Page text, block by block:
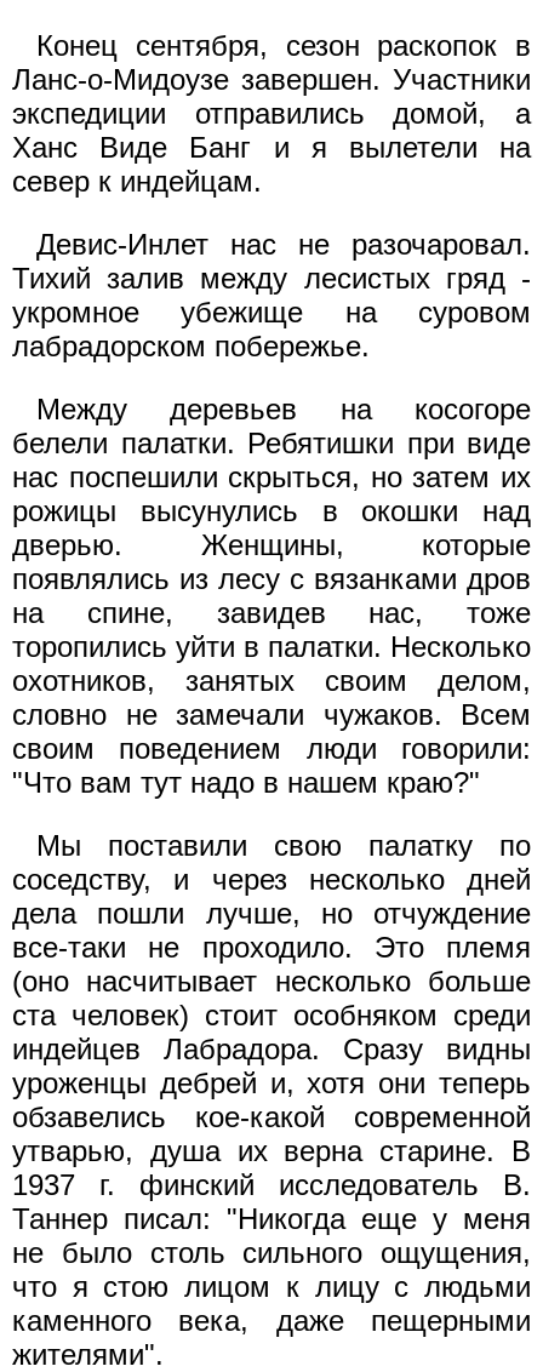
Конец сентября, сезон раскопок в
Ланс-о-Мидоузе завершен. Участники
экспедиции отправились домой, а
Ханс Виде Банг и я вылетели на
север к индейцам.
Девис-Инлет нас не разочаровал.
Тихий залив между лесистых гряд -
укромное убежище на суровом
лабрадорском побережье.
Между деревьев на косогоре
белели палатки. Ребятишки при виде
нас поспешили скрыться, но затем их
рожицы высунулись в окошки над
дверью. Женщины, которые
появлялись из лесу с вязанками дров
на спине, завидев нас, тоже
торопились уйти в палатки. Несколько
охотников, занятых своим делом,
словно не замечали чужаков. Всем
своим поведением люди говорили:
"Что вам тут надо в нашем краю?"
Мы поставили свою палатку по
соседству, и через несколько дней
дела пошли лучше, но отчуждение
все-таки не проходило. Это племя
(оно насчитывает несколько больше
ста человек) стоит особняком среди
индейцев Лабрадора. Сразу видны
уроженцы дебрей и, хотя они теперь
обзавелись кое-какой современной
утварью, душа их верна старине. В
1937 г. финский исследователь В.
Таннер писал: "Никогда еще у меня
не было столь сильного ощущения,
что я стою лицом к лицу с людьми
каменного века, даже пещерными
жителями".